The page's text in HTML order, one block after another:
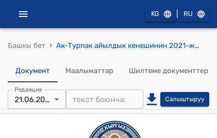
KG RU
Башкы бет › Ак-Турпак айылдык кенешинин 2021-жылдын 21-июнундагы № 8 "Кыргыз Республикасынын өз алдынча башкарууларынын Союзуна тийиштуу мүчөлүк акыларын төлөө жөнүндө" токтому
Документ Маалыматтар Шилтеме документтер
Редакция
21.06.2021 Салыштыруу